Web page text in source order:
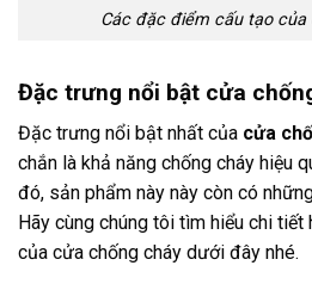
Các đặc điểm cấu tạo
Đặc trưng nổi bật cửa
Đặc trưng nổi bật nhất của cửa
chắn là khả năng chống cháy hiệu
đó, sản phẩm này này còn có
Hãy cùng chúng tôi tìm hiểu chi
của cửa chống cháy dưới đây nhé.